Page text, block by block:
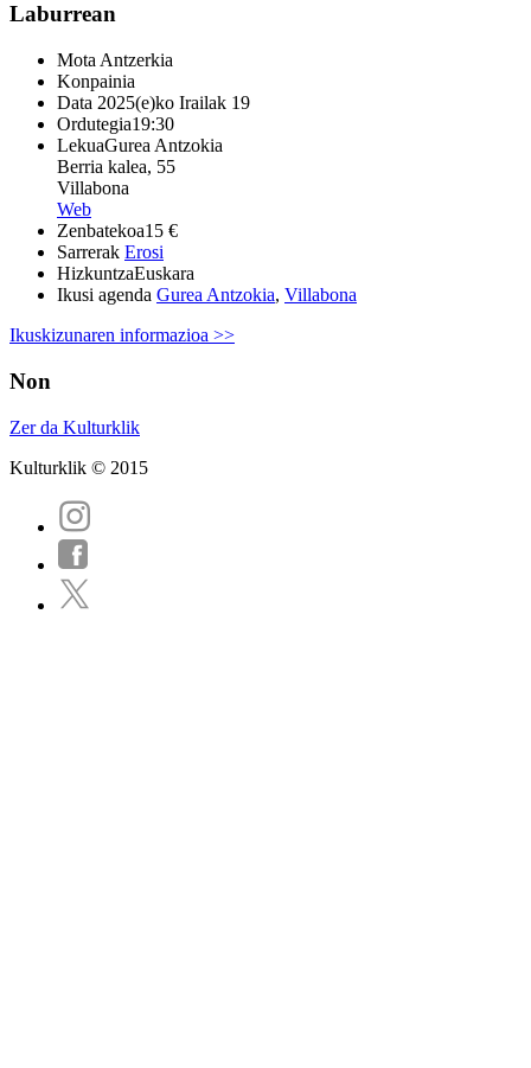
Laburrean
Mota Antzerkia
Konpainia
Data 2025(e)ko Irailak 19
Ordutegia19:30
LekuaGurea Antzokia
Berria kalea, 55
Villabona
Web
Zenbatekoa15 €
Sarrerak Erosi
HizkuntzaEuskara
Ikusi agenda Gurea Antzokia, Villabona
Ikuskizunaren informazioa >>
Non
Zer da Kulturklik
Kulturklik © 2015